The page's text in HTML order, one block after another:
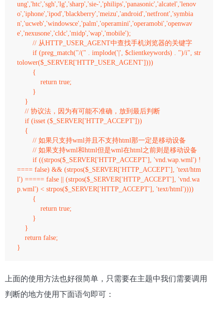
ung','htc','sgh','lg','sharp','sie-','philips','panasonic','alcatel','lenov
o','iphone','ipod','blackberry','meizu','android','netfront','symbia
n','ucweb','windowsce','palm','operamini','operamobi','openwav
e','nexusone','cldc','midp','wap','mobile');
        // 从HTTP_USER_AGENT中查找手机浏览器的关键字
        if (preg_match("/(" . implode('|', $clientkeywords) . ")/i", str
tolower($_SERVER['HTTP_USER_AGENT'])))
        {
            return true;
        }
    }
    // 协议法，因为有可能不准确，放到最后判断
    if (isset ($_SERVER['HTTP_ACCEPT']))
    {
        // 如果只支持wml并且不支持html那一定是移动设备
        // 如果支持wml和html但是wml在html之前则是移动设备
        if ((strpos($_SERVER['HTTP_ACCEPT'], 'vnd.wap.wml') !
==== false) && (strpos($_SERVER['HTTP_ACCEPT'], 'text/htm
l') ===== false || (strpos($_SERVER['HTTP_ACCEPT'], 'vnd.wa
p.wml') < strpos($_SERVER['HTTP_ACCEPT'], 'text/html'))))
        {
            return true;
        }
    }
    return false;
上面的使用方法也好很简单，只需要在主题中我们需要调用
判断的地方使用下面语句即可：